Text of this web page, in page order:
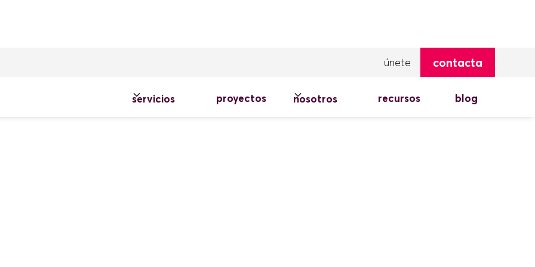
únete contacta
servicios proyectos nosotros recursos blog